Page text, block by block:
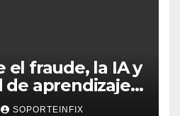
el fraude, la IA y
de aprendizaje
SOPORTEINFIX